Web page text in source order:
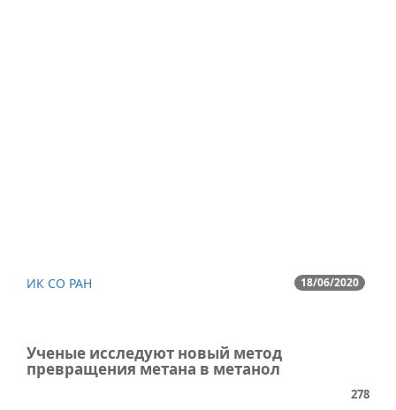
18/06/2020
ИК СО РАН
Ученые исследуют новый метод
превращения метана в метанол
278